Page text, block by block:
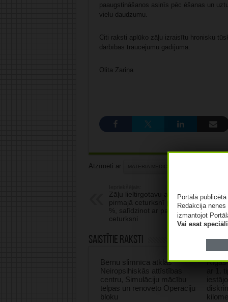
paaugstināšanos asinīs pēc ēšanas un
vielu daudzumu.
Citi raksti aplūko zāļu izraisītu hronisku
darbības traucējumu gadījumā.
Olita Zariņa
Atzīmēti ar: MATERIA MEDICA
Zāļu lieltirgotavu apgrozījums gada
pirmajā ceturksnī pieaudzis par 11,6
%, salīdzinot ar pagājušā gada pirmo
ceturksni
Saistītie raksti
Bērnu slimnīca atklās
Neiropsihiskās attīstības
centru, Simulāciju mācību
telpas un renovēto Operāciju
bloku
Rīgas
Portālā
Redakcija
izmantojot
Vai esat